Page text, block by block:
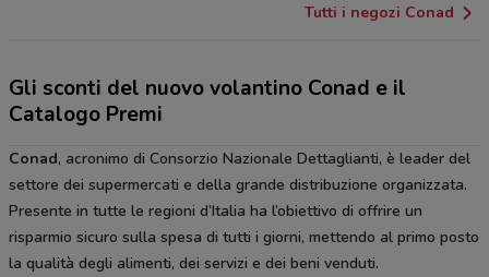
Tutti i negozi Conad
Gli sconti del nuovo volantino Conad e il
Catalogo Premi
Conad, acronimo di Consorzio Nazionale Dettaglianti, è leader del
settore dei supermercati e della grande distribuzione organizzata.
Presente in tutte le regioni d’Italia ha l’obiettivo di offrire un
risparmio sicuro sulla spesa di tutti i giorni, mettendo al primo posto
la qualità degli alimenti, dei servizi e dei beni venduti.